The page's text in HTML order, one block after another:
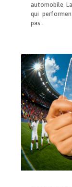
automobile
qui
pas...